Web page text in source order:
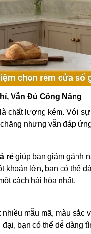
Vẫn Đủ Công Năng
chất lượng kém. Với
nhưng vẫn đáp
rẻ giúp bạn giảm gánh
khoản lớn, bạn có thể
cách hài hòa nhất.
nhiều mẫu mã, màu
bạn có thể dễ dàng